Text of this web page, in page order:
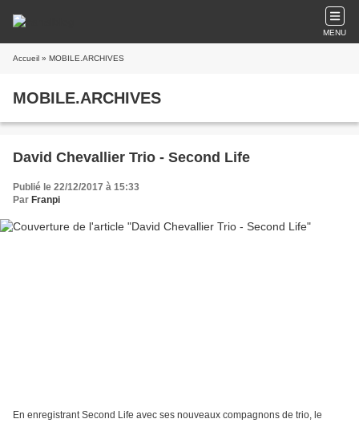
MENU
Accueil » MOBILE.ARCHIVES
MOBILE.ARCHIVES
David Chevallier Trio - Second Life
Publié le 22/12/2017 à 15:33
Par Franpi
En enregistrant Second Life avec ses nouveaux compagnons de trio, le